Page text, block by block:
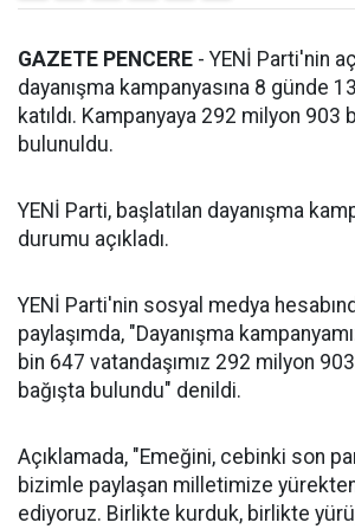
GAZETE PENCERE - YENİ Parti'nin
dayanışma kampanyasına 8 günde
katıldı. Kampanyaya 292 milyon 903
bulunuldu.
YENİ Parti, başlatılan dayanışma
durumu açıkladı.
YENİ Parti'nin sosyal medya
paylaşımda, "Dayanışma
bin 647 vatandaşımız 292 milyon
bağışta bulundu" denildi.
Açıklamada, "Emeğini, cebinki son
bizimle paylaşan milletimize
ediyoruz. Birlikte kurduk, birlikte